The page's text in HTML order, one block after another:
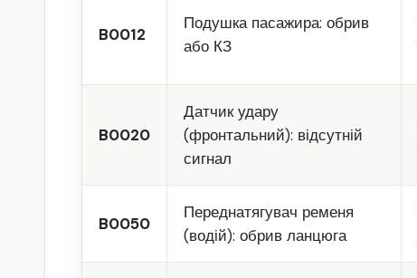
B0012
Подушка пасажира: обрив
або КЗ
B0020
Датчик удару
(фронтальний): відсутній
сигнал
B0050
Переднатягувач ременя
(водій): обрив ланцюга